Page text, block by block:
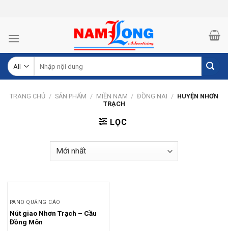
kiếm:
TRANG CHỦ / SẢN PHẨM / MIỀN NAM / ĐỒNG NAI / HUYỆN NHƠN
TRẠCH
LỌC
PANO QUẢNG CÁO
Nút giao Nhơn Trạch – Cầu
Đồng Môn